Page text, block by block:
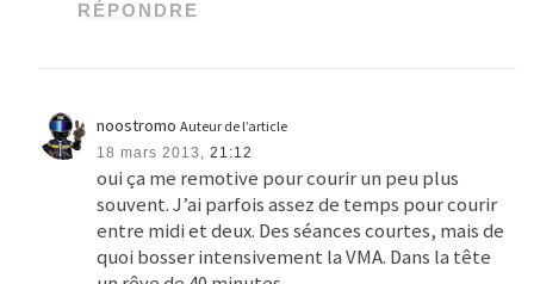
RÉPONDRE
noostromo Auteur de l’article
18 mars 2013, 21:12
oui ça me remotive pour courir un peu plus
souvent. J’ai parfois assez de temps pour courir
entre midi et deux. Des séances courtes, mais de
quoi bosser intensivement la VMA. Dans la tête